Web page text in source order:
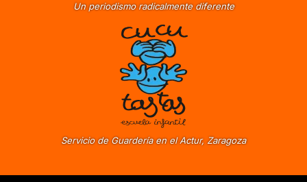
Un periodismo radicalmente diferente
Servicio de Guardería en el Actur, Zaragoza